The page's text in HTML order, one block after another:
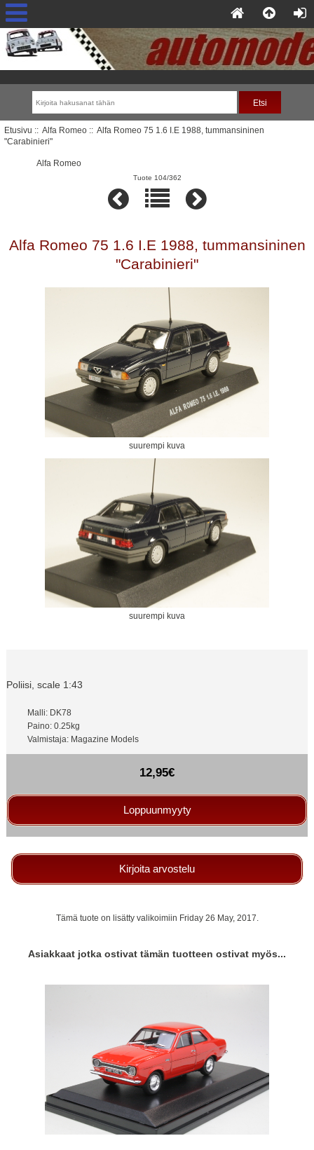
Etusivu :: Alfa Romeo:: Alfa Romeo 75 1.6 I.E 1988, tummansininen
"Carabinieri"
Alfa Romeo
Tuote 104/362
Alfa Romeo 75 1.6 I.E 1988, tummansininen
"Carabinieri"
suurempi kuva
suurempi kuva
Poliisi, scale 1:43
Malli: DK78
Paino: 0.25kg
Valmistaja: Magazine Models
12,95€
Loppuunmyyty
Kirjoita arvostelu
Tämä tuote on lisätty valikoimiin Friday 26 May, 2017.
Asiakkaat jotka ostivat tämän tuotteen ostivat myös...